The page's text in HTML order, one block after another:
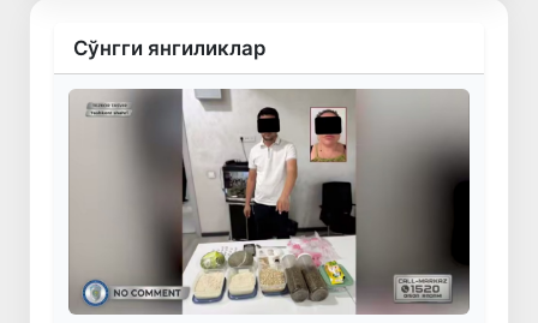
Сўнгги янгиликлар